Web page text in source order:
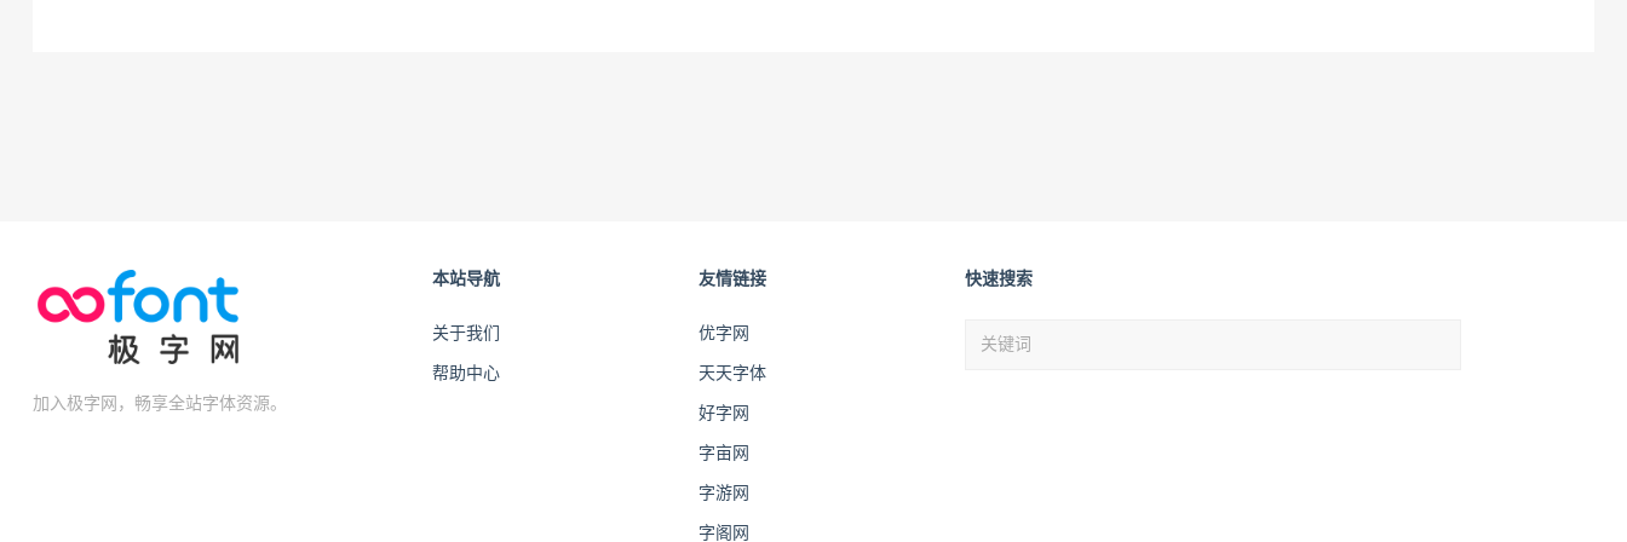
加入极字网，畅享全站字体资源。
本站导航
关于我们
帮助中心
友情链接
优字网
天天字体
好字网
字亩网
字游网
字阁网
快速搜索